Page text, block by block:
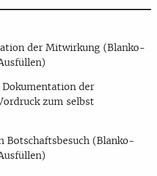
der Mitwirkung (Blanko-
der
zum selbst
Botschaftsbesuch (Blanko-